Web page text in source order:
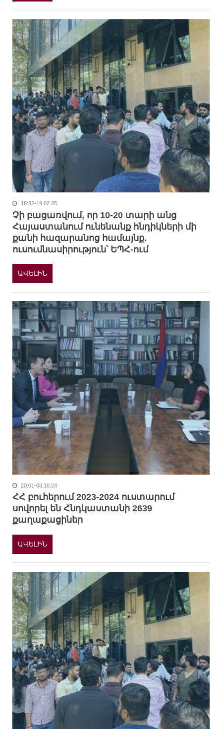
16:32-19.02.25
Չի բացառվում, որ 10-20 տարի անց
Հայաստանում ունենանք հնդիկների մի
քանի հազարանոց համայնք.
ուսումնասիրություն՝ ԵՊՀ-ում
ԱՎԵԼԻՆ
20:01-08.10.24
ՀՀ բուհերում 2023-2024 ուստարում
սովորել են Հնդկաստանի 2639
քաղաքացիներ
ԱՎԵԼԻՆ